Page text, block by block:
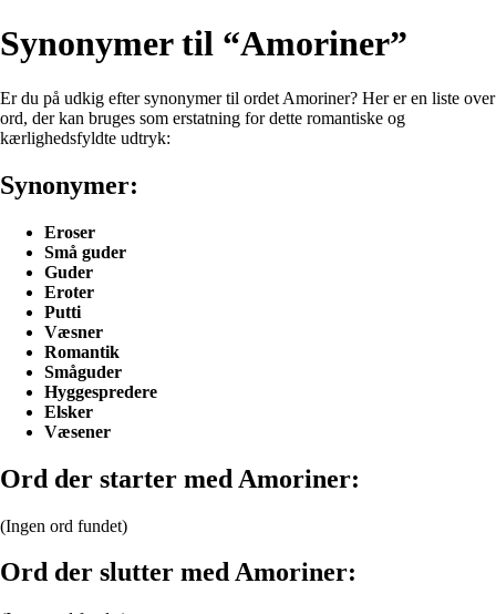
Synonymer til “Amoriner”
Er du på udkig efter synonymer til ordet Amoriner? Her er en liste over
ord, der kan bruges som erstatning for dette romantiske og
kærlighedsfyldte udtryk:
Synonymer:
Eroser
Små guder
Guder
Eroter
Putti
Væsner
Romantik
Småguder
Hyggespredere
Elsker
Væsener
Ord der starter med Amoriner:
(Ingen ord fundet)
Ord der slutter med Amoriner: